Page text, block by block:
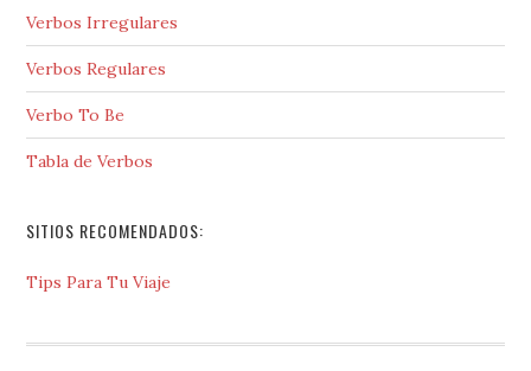
Verbos Irregulares
Verbos Regulares
Verbo To Be
Tabla de Verbos
SITIOS RECOMENDADOS:
Tips Para Tu Viaje